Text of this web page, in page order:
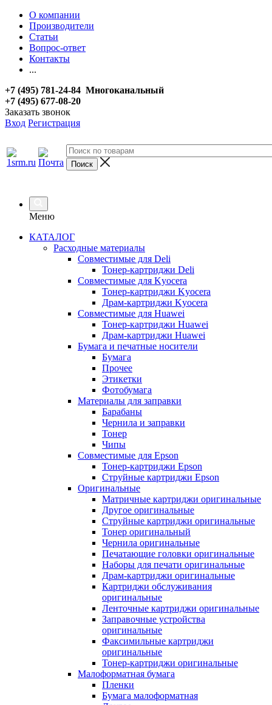
О компании
Производители
Статьи
Вопрос-ответ
Контакты
...
+7 (495) 781-24-84 Многоканальный
+7 (495) 677-08-20
Заказать звонок
Вход Регистрация
Меню
КАТАЛОГ
Расходные материалы
Совместимые для Deli
Тонер-картриджи Deli
Совместимые для Kyocera
Тонер-картриджи Kyocera
Драм-картриджи Kyocera
Совместимые для Huawei
Тонер-картриджи Huawei
Драм-картриджи Huawei
Бумага и печатные носители
Бумага
Прочее
Этикетки
Фотобумага
Материалы для заправки
Барабаны
Чернила и заправки
Тонер
Чипы
Совместимые для Epson
Тонер-картриджи Epson
Струйные картриджи Epson
Оригинальные
Матричные картриджи оригинальные
Другое оригинальные
Струйные картриджи оригинальные
Тонер оригинальный
Чернила оригинальные
Печатающие головки оригинальные
Наборы для печати оригинальные
Драм-картриджи оригинальные
Картриджи обслуживания
оригинальные
Ленточные картриджи оригинальные
Заправочные устройства
оригинальные
Факсимильные картриджи
оригинальные
Тонер-картриджи оригинальные
Малоформатная бумага
Пленки
Бумага малоформатная